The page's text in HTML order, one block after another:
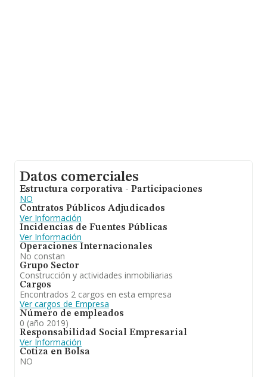
Datos comerciales
Estructura corporativa - Participaciones
NO
Contratos Públicos Adjudicados
Ver Información
Incidencias de Fuentes Públicas
Ver Información
Operaciones Internacionales
No constan
Grupo Sector
Construcción y actividades inmobiliarias
Cargos
Encontrados 2 cargos en esta empresa
Ver cargos de Empresa
Número de empleados
0 (año 2019)
Responsabilidad Social Empresarial
Ver Información
Cotiza en Bolsa
NO